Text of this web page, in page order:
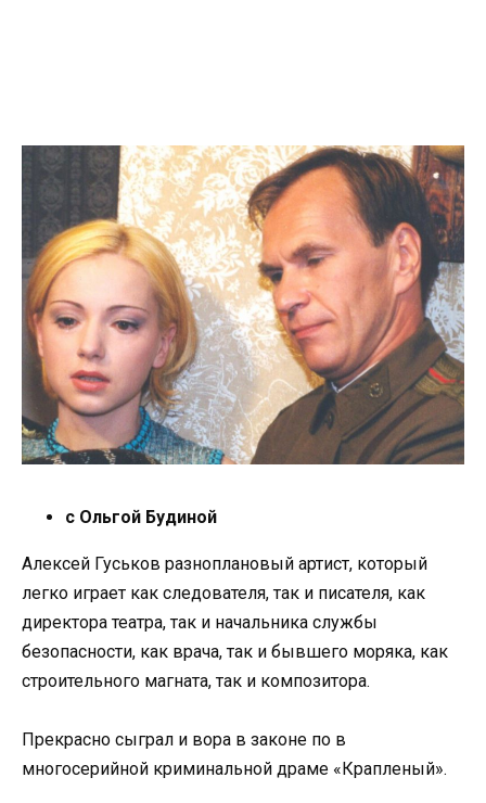
с Ольгой Будиной
Алексей Гуськов разноплановый артист, который
легко играет как следователя, так и писателя, как
директора театра, так и начальника службы
безопасности, как врача, так и бывшего моряка, как
строительного магната, так и композитора.
Прекрасно сыграл и вора в законе по в
многосерийной криминальной драме «Крапленый».